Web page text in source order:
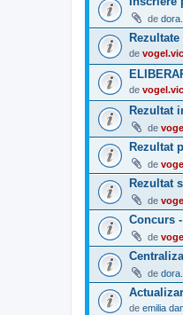
de
de
de
Rezultat
de
Rezultat
de
Rezultat
de
Concurs
de
de
de emilia